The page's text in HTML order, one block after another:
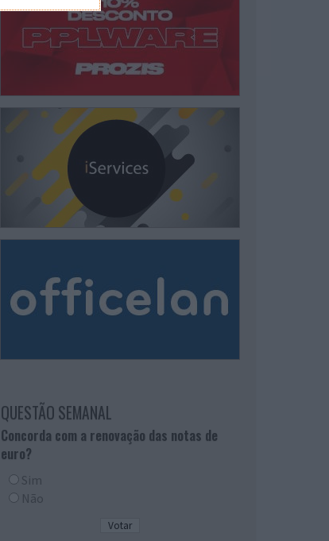
QUESTÃO SEMANAL
Concorda com a renovação das notas de
euro?
Sim
Não